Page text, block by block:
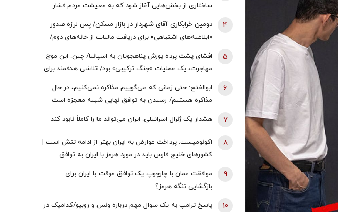
ساختاری از بخش‌هایی آغاز شود که به معیشت مردم فشار
دومین خرابکاری آقای شهردار در بازار مسکن/ پس لرزه صدور
«ابلاغیه‌های اشتباهی» برای دریافت مالیات از خانه‌‌های دوم/
4
افشای پشت پرده یورش پناهجویان به اسپانیا/ چین: این موج
مهاجرت، یک عملیات «جنگ ترکیبی» بود/ تلاشی هدفمند برای
اعمال فشار بر دولت «پدرو سانچز»
5
ابوالفتح: حتی زمانی که می‌گوییم مذاکره نمی‌کنیم، در حال
مذاکره هستیم/ رسیدن به توافق نهایی شبیه معجزه است
6
هشدار یک ژنرال اسرائیلی: ایران می‌تواند ما را کاملاً نابود کند 7
اکونومیست: پرداخت عوارض به ایران بهتر از ادامه تنش است |
کشورهای خلیج فارس باید در مورد هرمز با ایران به توافق
8
موافقت عمان با چارچوپ یک توافق موقت با ایران برای
بازگشایی تنگه هرمز؟
9
پاسخ ترامپ به یک سوال مهم درباره ونس و روبیو/کدامیک در
10